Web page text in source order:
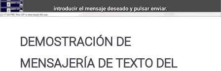
DEMOSTRACIÓN DE
MENSAJERÍA DE TEXTO DEL